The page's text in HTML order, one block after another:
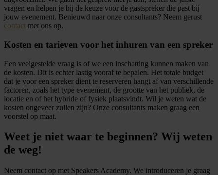
vragen en helpen je bij de keuze voor de gastspreker die past bij
jouw evenement. Benieuwd naar onze consultants? Neem gerust
contact met ons op.
Kosten en tarieven voor het inhuren van een spreker
Een veelgestelde vraag is of we een inschatting kunnen maken van
de kosten. Dit is echter lastig vooraf te bepalen. Het totale budget
dat je voor een spreker dient te reserveren hangt af van verschillende
factoren, zoals het type evenement, de grootte van het publiek, de
locatie en of het hybride of fysiek plaatsvindt. Wil je weten wat de
kosten ongeveer zullen zijn? Onze consultants maken graag een
voorstel op maat.
Weet je niet waar te beginnen? Wij weten
de weg!
Neem contact op met Speakers Academy. We introduceren je graag